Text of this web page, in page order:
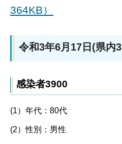
364KB）
令和3年6月17日(県内
感染者3900
(1）年代：80代
(2）性別：男性